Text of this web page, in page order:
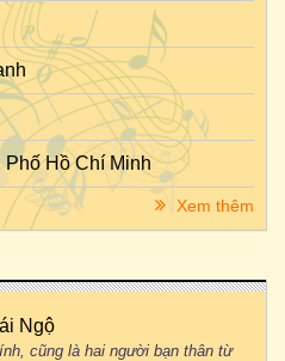
Phố Hồ Chí Minh
Xem thêm
Ngộ
cũng là hai người bạn thân từ